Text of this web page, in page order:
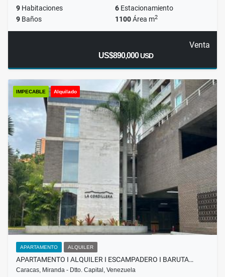
9 Habitaciones 6 Estacionamiento
9 Baños 1100Área m2
Venta
US$890,000USD
IMPECABLE Alquilado
APARTAMENTO ALQUILER
APARTAMENTO I ALQUILER I ESCAMPADERO I BARUTA…
Caracas, Miranda - Dtto. Capital, Venezuela